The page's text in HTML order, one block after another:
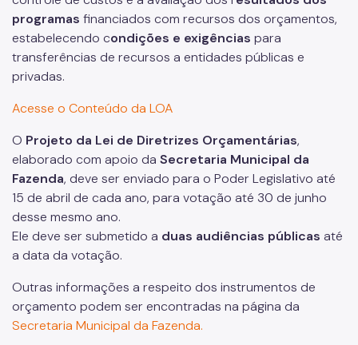
programas financiados com recursos dos orçamentos,
estabelecendo condições e exigências para
transferências de recursos a entidades públicas e
privadas.
Acesse o Conteúdo da LOA
O Projeto da Lei de Diretrizes Orçamentárias,
elaborado com apoio da Secretaria Municipal da
Fazenda, deve ser enviado para o Poder Legislativo até
15 de abril de cada ano, para votação até 30 de junho
desse mesmo ano.
Ele deve ser submetido a duas audiências públicas até
a data da votação.
Outras informações a respeito dos instrumentos de
orçamento podem ser encontradas na página da
Secretaria Municipal da Fazenda.